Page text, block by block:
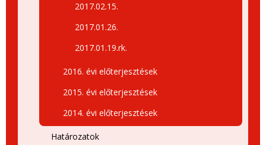
2017.02.15.
2017.01.26.
2017.01.19.rk.
2016. évi előterjesztések
2015. évi előterjesztések
2014. évi előterjesztések
Határozatok